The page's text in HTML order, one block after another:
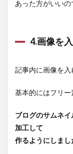
あった方がいいの
4.画像を
記事内に画像を入
基本的にはフリー
ブログのサムネ
加工して
作るようにしまし